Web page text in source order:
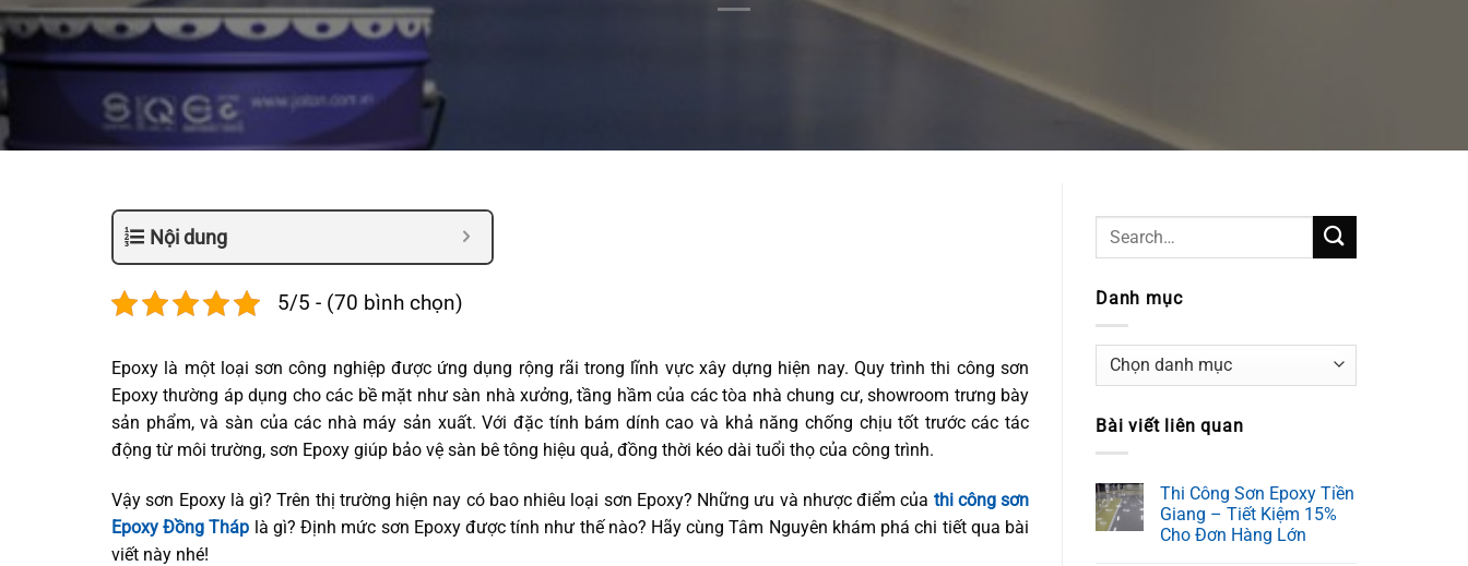
Nội dung
5/5 - (70 bình chọn)
Epoxy là một loại sơn công nghiệp được ứng dụng rộng rãi trong lĩnh vực xây dựng hiện nay. Quy trình thi công sơn
Epoxy thường áp dụng cho các bề mặt như sàn nhà xưởng, tầng hầm của các tòa nhà chung cư, showroom trưng bày
sản phẩm, và sàn của các nhà máy sản xuất. Với đặc tính bám dính cao và khả năng chống chịu tốt trước các tác
động từ môi trường, sơn Epoxy giúp bảo vệ sàn bê tông hiệu quả, đồng thời kéo dài tuổi thọ của công trình.
Vậy sơn Epoxy là gì? Trên thị trường hiện nay có bao nhiêu loại sơn Epoxy? Những ưu và nhược điểm của thi công sơn
Epoxy Đồng Tháp là gì? Định mức sơn Epoxy được tính như thế nào? Hãy cùng Tâm Nguyên khám phá chi tiết qua bài
viết này nhé!
Danh mục
Danh
mục
Bài viết liên quan
Thi Công Sơn Epoxy Tiền
Giang – Tiết Kiệm 15%
Cho Đơn Hàng Lớn